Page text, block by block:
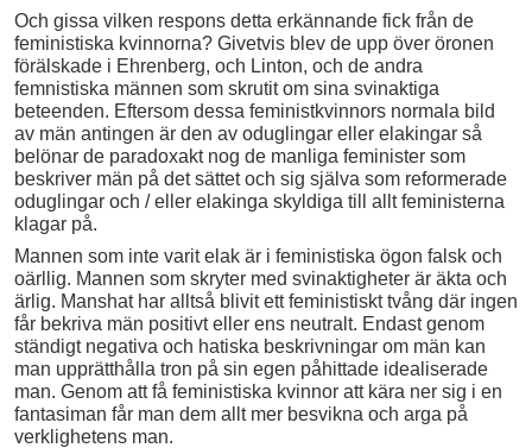
Och gissa vilken respons detta erkännande fick från de
feministiska kvinnorna? Givetvis blev de upp över öronen
förälskade i Ehrenberg, och Linton, och de andra
femnistiska männen som skrutit om sina svinaktiga
beteenden. Eftersom dessa feministkvinnors normala bild
av män antingen är den av oduglingar eller elakingar så
belönar de paradoxakt nog de manliga feminister som
beskriver män på det sättet och sig själva som reformerade
oduglingar och / eller elakinga skyldiga till allt feministerna
klagar på.
Mannen som inte varit elak är i feministiska ögon falsk och
oärllig. Mannen som skryter med svinaktigheter är äkta och
ärlig. Manshat har alltså blivit ett feministiskt tvång där ingen
får bekriva män positivt eller ens neutralt. Endast genom
ständigt negativa och hatiska beskrivningar om män kan
man upprätthålla tron på sin egen påhittade idealiserade
man. Genom att få feministiska kvinnor att kära ner sig i en
fantasiman får man dem allt mer besvikna och arga på
verklighetens man.